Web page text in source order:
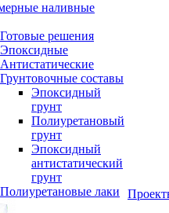
наливные
Готовые решения
Эпоксидные
Антистатические
Грунтовочные составы
Эпоксидный
грунт
Полиуретановый
грунт
Эпоксидный
антистатический
грунт
Полиуретановые лаки